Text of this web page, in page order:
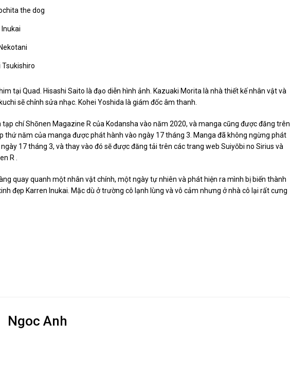
the dog
Tsukishiro
tại Quad. Hisashi Saito là đạo diễn hình ảnh. Kazuaki Morita là nhà thiết kế nhân vật và
sẽ chỉnh sửa nhạc. Kohei Yoshida là giám đốc âm thanh.
chí Shōnen Magazine R của Kodansha vào năm 2020, và manga cũng được đăng trên
thứ năm của manga được phát hành vào ngày 17 tháng 3. Manga đã không ngừng phát
17 tháng 3, và thay vào đó sẽ được đăng tải trên các trang web Suiyōbi no Sirius và
R .
quay quanh một nhân vật chính, một ngày tự nhiên và phát hiện ra mình bị biến thành
đẹp Karren Inukai. Mặc dù ở trường cô lạnh lùng và vô cảm nhưng ở nhà cô lại rất cưng
Ngoc Anh